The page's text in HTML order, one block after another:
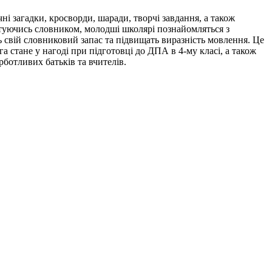
загадки, кросворди, шаради, творчі завдання, а також
словником, молодші школярі познайомляться з
словниковий запас та підвищать виразність мовлення. Це
стане у нагоді при підготовці до ДПА в 4-му класі, а також
батьків та вчителів.